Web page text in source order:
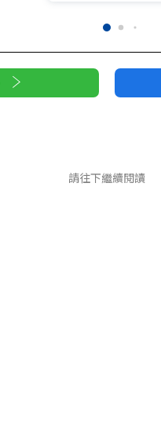
請往下繼續閱讀